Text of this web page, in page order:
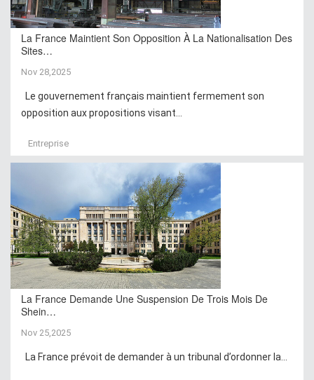
La France Maintient Son Opposition À La Nationalisation Des
Sites…
Nov 28,2025
Le gouvernement français maintient fermement son
opposition aux propositions visant...
Entreprise
La France Demande Une Suspension De Trois Mois De
Shein…
Nov 25,2025
La France prévoit de demander à un tribunal d’ordonner la...